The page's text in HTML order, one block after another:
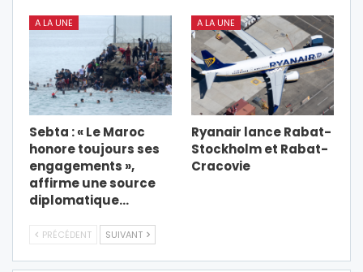
A LA UNE
Sebta : « Le Maroc
honore toujours ses
engagements »,
affirme une source
diplomatique…
A LA UNE
Ryanair lance Rabat-
Stockholm et Rabat-
Cracovie
PRÉCÉDENT SUIVANT